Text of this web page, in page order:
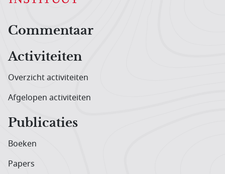
Hoofdnavigatiemenu
Commentaar
Activiteiten
Overzicht activiteiten
Afgelopen activiteiten
Publicaties
Boeken
Papers